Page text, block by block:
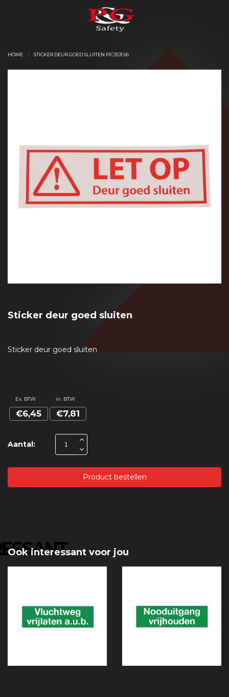
HOME STICKER DEUR GOED SLUITEN PIC3531 66
Sticker deur goed sluiten
Sticker deur goed sluiten
Aantal:
Ex. BTW in. BTW
€6,45 €7,81
Product bestellen
Ook interessant voor jou